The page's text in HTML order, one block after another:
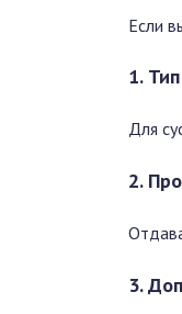
Если
1.
Для
2.
3.